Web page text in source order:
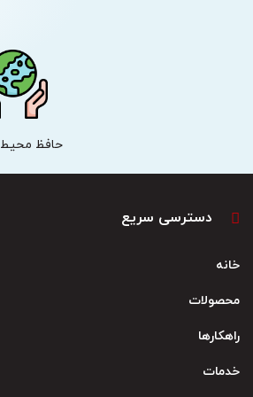
حافظ
دسترسی سریع
خانه
محصولات
راهکارها
خدمات